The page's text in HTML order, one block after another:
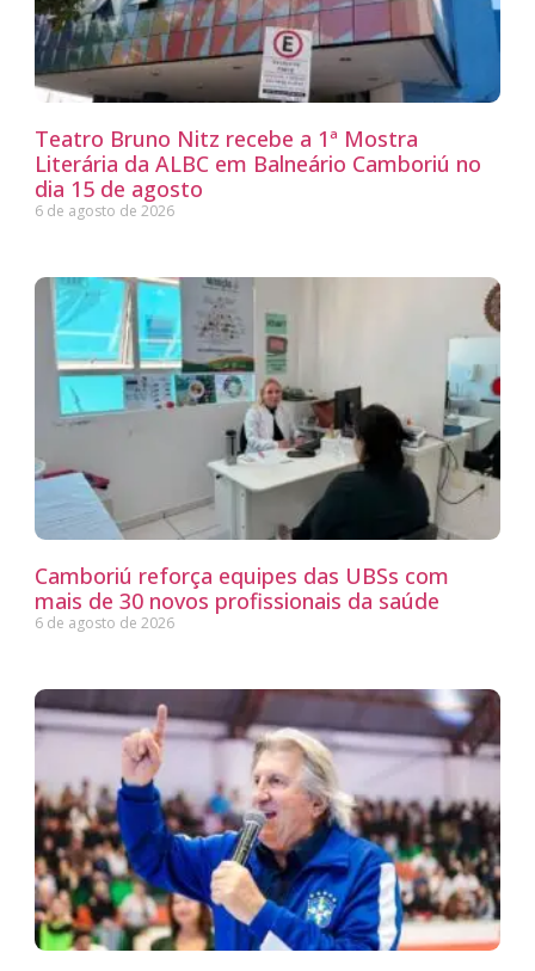
Teatro Bruno Nitz recebe a 1ª Mostra
Literária da ALBC em Balneário Camboriú no
dia 15 de agosto
6 de agosto de 2026
Camboriú reforça equipes das UBSs com
mais de 30 novos profissionais da saúde
6 de agosto de 2026